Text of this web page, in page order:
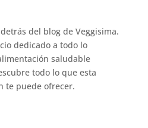
del blog de Veggisima.
dedicado a todo lo
saludable
todo lo que esta
te puede ofrecer.